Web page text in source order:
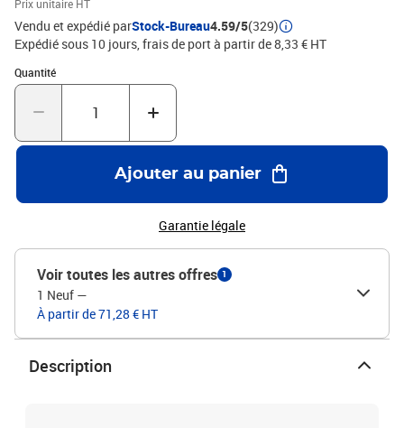
Prix unitaire HT
Vendu et expédié parStock-Bureau4.59/5(329)
Expédié sous 10 jours, frais de port à partir de 8,33 € HT
Quantité
Quantité : 1
Ajouter au panier
Garantie légale
Voir toutes les autres offres 1
1 Neuf —
À partir de 71,28 € HT
Description